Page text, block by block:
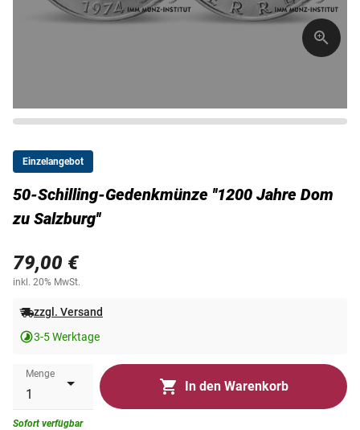
Einzelangebot
50-Schilling-Gedenkmünze ''1200 Jahre Dom
zu Salzburg''
79,00 €
inkl. 20% MwSt.
zzgl. Versand
3-5 Werktage
Menge
In den Warenkorb
Sofort verfügbar